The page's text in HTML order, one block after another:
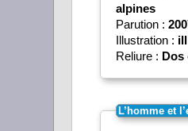
alpines
Parution :
Illustration :
Reliure : Dos
L’homme et